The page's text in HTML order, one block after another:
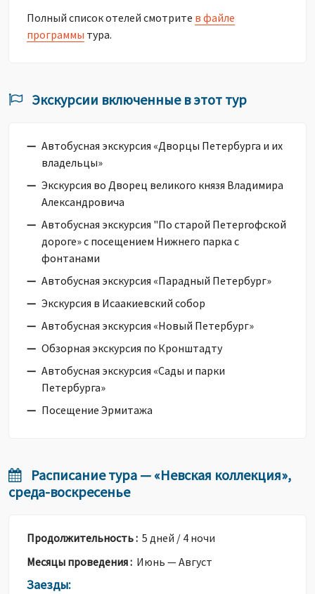
Полный список отелей смотрите в файле
программы тура.
Экскурсии включенные в этот тур
Автобусная экскурсия «Дворцы Петербурга и их
владельцы»
Экскурсия во Дворец великого князя Владимира
Александровича
Автобусная экскурсия "По старой Петергофской
дороге» с посещением Нижнего парка с
фонтанами
Автобусная экскурсия «Парадный Петербург»
Экскурсия в Исаакиевский cобор
Автобусная экскурсия «Новый Петербург»
Обзорная экскурсия по Кронштадту
Автобусная экскурсия «Сады и парки
Петербурга»
Посещение Эрмитажа
Расписание тура — «Невская коллекция»,
среда-воскресенье
Продолжительность : 5 дней / 4 ночи
Месяцы проведения : Июнь — Август
Заезды: